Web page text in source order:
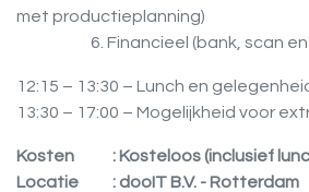
met productieplanning)
6. Financieel (bank, scan
12:15 – 13:30 – Lunch en
13:30 – 17:00 – Mogelijkheid voor
Kosten
​: Kosteloos (inclusief
Locatie
​: dooIT B.V. - Rotterdam